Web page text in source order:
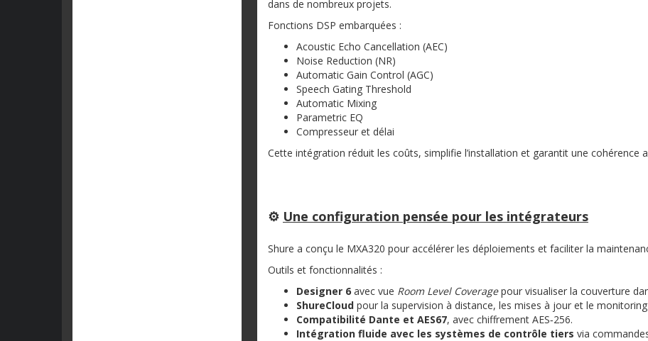
dans de nombreux projets.
Fonctions DSP embarquées :
Acoustic Echo Cancellation (AEC)
Noise Reduction (NR)
Automatic Gain Control (AGC)
Speech Gating Threshold
Automatic Mixing
Parametric EQ
Compresseur et délai
Cette intégration réduit les coûts, simplifie l’installation et garantit une cohérence
⚙️ Une configuration pensée pour les intégrateurs
Shure a conçu le MXA320 pour accélérer les déploiements et faciliter la
Outils et fonctionnalités :
Designer 6 avec vue Room Level Coveragepour visualiser la couverture
ShureCloud pour la supervision à distance, les mises à jour et le
Compatibilité Dante et AES67, avec chiffrement AES‑256.
Intégration fluide avec les systèmes de contrôle tiers via